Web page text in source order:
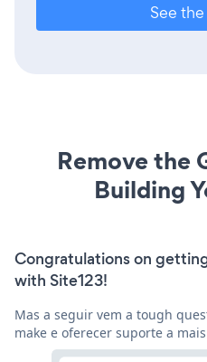
See
Remove the
Building
Congratulations on
with Site123!
Mas a seguir vem a tough
make e oferecer suporte a